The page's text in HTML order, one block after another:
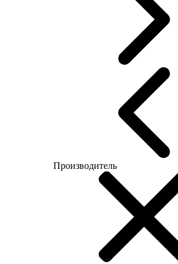
Производитель